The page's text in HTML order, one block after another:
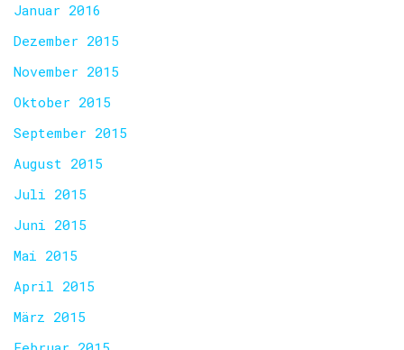
Januar 2016
Dezember 2015
November 2015
Oktober 2015
September 2015
August 2015
Juli 2015
Juni 2015
Mai 2015
April 2015
März 2015